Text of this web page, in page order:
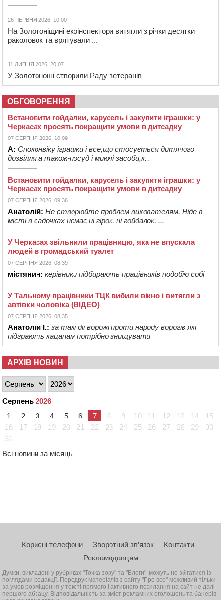
26 ЧЕРВНЯ 2026, 10:00
На Золотоніщині екоінспектори витягли з річки десятки
раколовок та врятували ...
11 ЛИПНЯ 2026, 20:07
У Золотоноші створили Раду ветеранів
ОБГОВОРЕННЯ
Встановити гойдалки, карусель і закупити іграшки: у
Черкасах просять покращити умови в дитсадку
07 СЕРПНЯ 2026, 10:09
А: Споконвіку іграшки і все,що стосується дитячого
дозвілля,а також-посуд і миючі засоби,к...
Встановити гойдалки, карусель і закупити іграшки: у
Черкасах просять покращити умови в дитсадку
07 СЕРПНЯ 2026, 09:36
Анатолій: Не створюйте проблем вихователям. Ніде в
місті в садочках немає ні гірок, ні гойдалок, ...
У Черкасах звільнили працівницю, яка не впускала
людей в громадський туалет
07 СЕРПНЯ 2026, 08:39
містянин: керівники підбирають працівників подобію собі
У Тальному працівники ТЦК вибили вікно і витягли з
автівки чоловіка (ВІДЕО)
07 СЕРПНЯ 2026, 08:35
Анатолій І.: за такі дії ворожі проти народу ворогів які
підграють кацапам потрібно знищувати
АРХІВ НОВИН
Серпень 2026
1
2 3 4 5 6 7 8 9 10 11 12 13 14
15
16
17 18 19 20 21 22 23 24 25 26 27 28 29
30
31
Всі новини за місяць
Корисні телефони Зворотний зв’язок
Контакти
Рекламодавцям
Думки, викладені у рубриках "Точка зору" та "Блоги", можуть не збігатися із
поглядами редакції. Передрук матеріалів з сайту "Про все" можливий тільки
за умов розміщення у тексті прямого і активного посилання на сайт не далі
першого абзацу. Відповідальність за зміст рекламних оголошень та банерів
несе рекламодавець